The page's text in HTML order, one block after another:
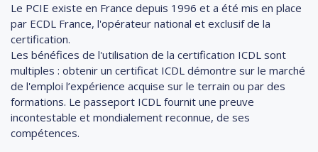
Le PCIE existe en France depuis 1996 et a été mis en place
par ECDL France, l'opérateur national et exclusif de la
certification.
Les bénéfices de l'utilisation de la certification ICDL sont
multiples : obtenir un certificat ICDL démontre sur le marché
de l'emploi l’expérience acquise sur le terrain ou par des
formations. Le passeport ICDL fournit une preuve
incontestable et mondialement reconnue, de ses
compétences.